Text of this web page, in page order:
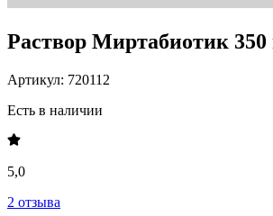
Раствор Миртабиотик
Артикул: 720112
Есть в наличии
5,0
2 отзыва